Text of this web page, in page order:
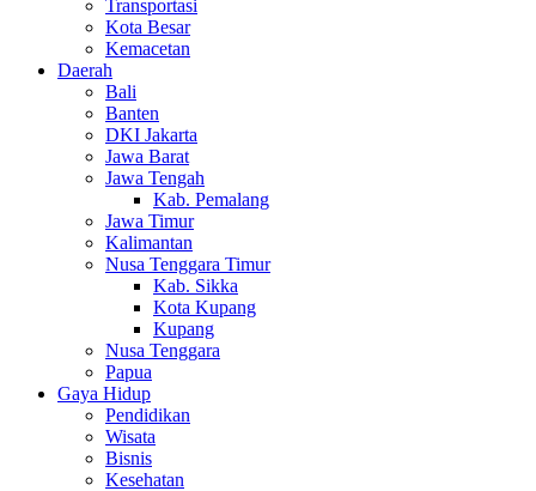
Transportasi
Kota Besar
Kemacetan
Daerah
Bali
Banten
DKI Jakarta
Jawa Barat
Jawa Tengah
Kab. Pemalang
Jawa Timur
Kalimantan
Nusa Tenggara Timur
Kab. Sikka
Kota Kupang
Kupang
Nusa Tenggara
Papua
Gaya Hidup
Pendidikan
Wisata
Bisnis
Kesehatan